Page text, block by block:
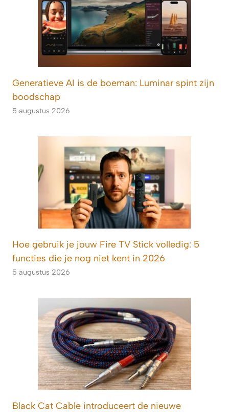
Generatieve AI is de boeman: Luminar spint zijn
boodschap
5 augustus 2026
Hoe gebruik je jouw Fire TV Stick volledig: 5
functies die je nog niet kent in 2026
5 augustus 2026
Black Cat Cable introduceert de nieuwe